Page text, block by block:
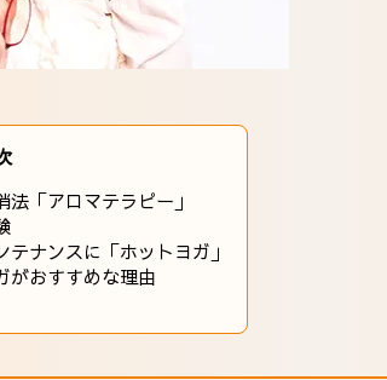
「アロマテラピー」
ナンスに「ホットヨガ」
おすすめな理由